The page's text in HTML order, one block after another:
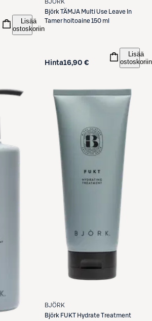
Lisää
ostoskoriin
BJÖRK
Björk TÄMJA Multi Use Leave In
Tamer hoitoaine 150 ml
Hinta16,90 €
Lisää
ostoskoriin
BJÖRK
Björk FUKT Hydrate Treatment